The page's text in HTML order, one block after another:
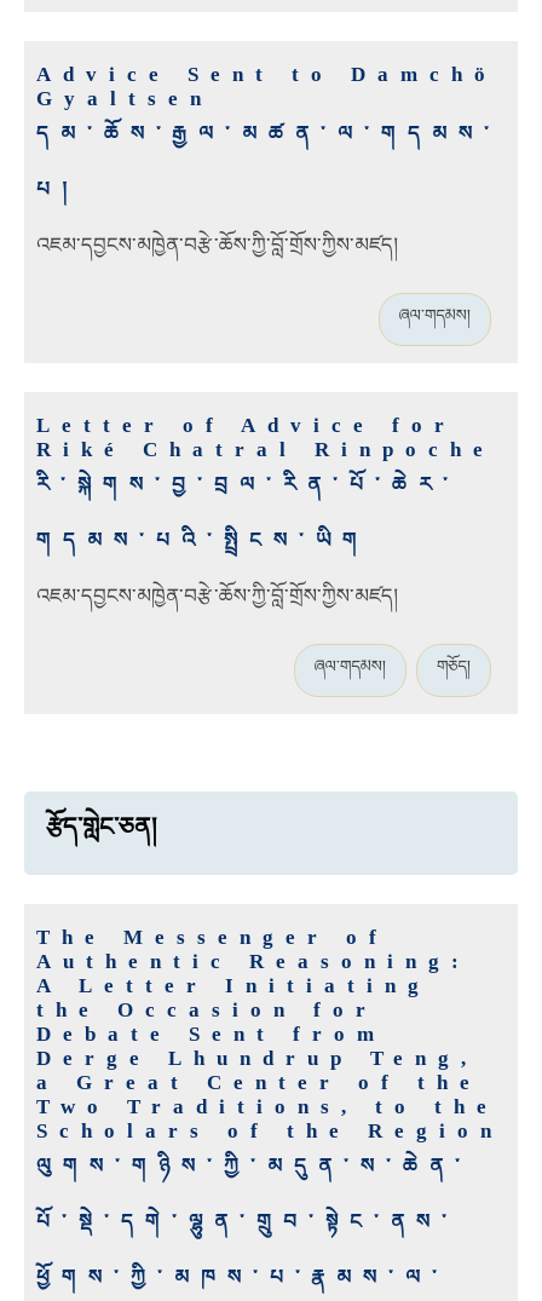
Advice Sent to Damchö
Gyaltsen
དམ་ཆོས་རྒྱལ་མཚན་ལ་གདམས་
པ།
འཇམ་དབྱངས་མཁྱེན་བརྩེ་ཆོས་ཀྱི་བློ་གྲོས་ཀྱིས་མཛད།
ཞལ་གདམས།
Letter of Advice for
Riké Chatral Rinpoche
རི་སྐེགས་བྱ་བྲལ་རིན་པོ་ཆེར་
གདམས་པའི་སྤྲིངས་ཡིག
འཇམ་དབྱངས་མཁྱེན་བརྩེ་ཆོས་ཀྱི་བློ་གྲོས་ཀྱིས་མཛད།
ཞལ་གདམས། གཅོད།
རྩོད་གླེང་ཅན།
The Messenger of
Authentic Reasoning:
A Letter Initiating
the Occasion for
Debate Sent from
Derge Lhundrup Teng,
a Great Center of the
Two Traditions, to the
Scholars of the Region
ལུགས་གཉིས་ཀྱི་མདུན་ས་ཆེན་
པོ་སྡེ་དགེ་ལྷུན་གྲུབ་སྟེང་ནས་
ཕྱོགས་ཀྱི་མཁས་པ་རྣམས་ལ་